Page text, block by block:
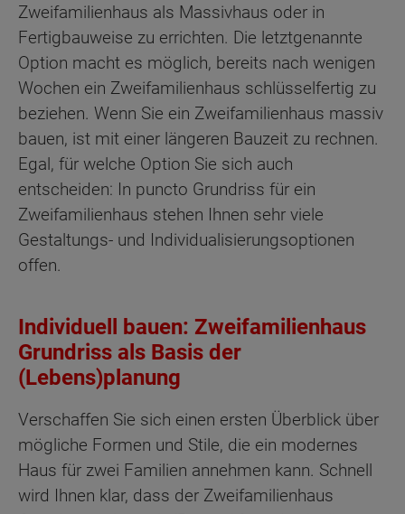
Zweifamilienhaus als Massivhaus oder in
Fertigbauweise zu errichten. Die letztgenannte
Option macht es möglich, bereits nach wenigen
Wochen ein Zweifamilienhaus schlüsselfertig zu
beziehen. Wenn Sie ein Zweifamilienhaus massiv
bauen, ist mit einer längeren Bauzeit zu rechnen.
Egal, für welche Option Sie sich auch
entscheiden: In puncto Grundriss für ein
Zweifamilienhaus stehen Ihnen sehr viele
Gestaltungs- und Individualisierungsoptionen
offen.
Individuell bauen: Zweifamilienhaus
Grundriss als Basis der
(Lebens)planung
Verschaffen Sie sich einen ersten Überblick über
mögliche Formen und Stile, die ein modernes
Haus für zwei Familien annehmen kann. Schnell
wird Ihnen klar, dass der Zweifamilienhaus